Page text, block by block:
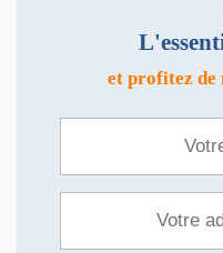
et profitez de